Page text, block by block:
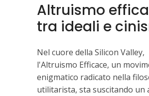
Altruismo
tra ideali e
Nel cuore della Silicon Valley,
l'Altruismo Efficace, un
enigmatico radicato nella
utilitarista, sta suscitando un